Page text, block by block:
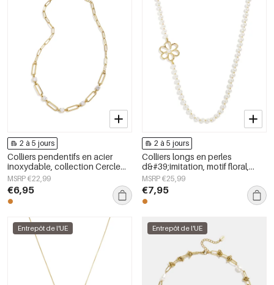
2 à 5 jours
Colliers pendentifs en acier
inoxydable, collection Cercle
Simple Daily Simple, bijoux pour
femmes
MSRP €22,99
€6,95
2 à 5 jours
Colliers longs en perles
d&#39;imitation, motif floral,
collection Douceur et Simplicité
au quotidien, bijoux pour
femmes
MSRP €25,99
€7,95
Entrepôt de l'UE Entrepôt de l'UE